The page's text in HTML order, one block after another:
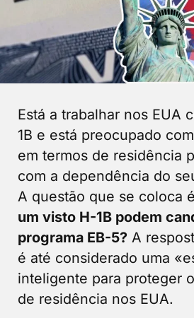
Está a trabalhar nos EUA
1B e está preocupado
em termos de residência
com a dependência do
A questão que se coloca
um visto H-1B podem
programa EB-5? A
é até considerado uma
inteligente para proteger
de residência nos EUA.